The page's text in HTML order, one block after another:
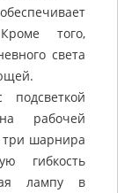
того,
света
рабочей
три шарнира
гибкость
лампу в